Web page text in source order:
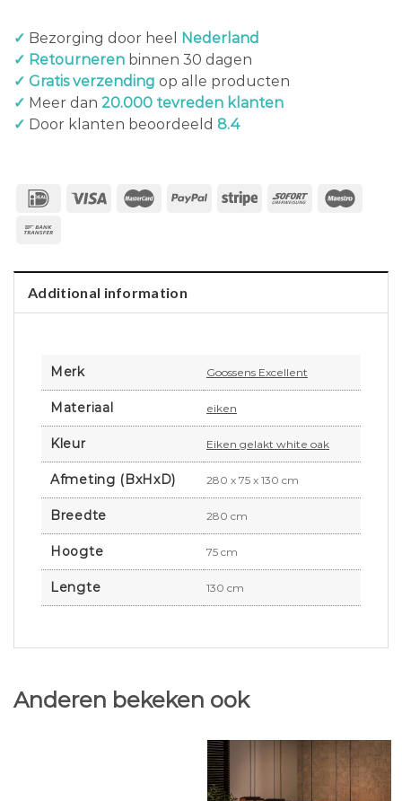
✓ Bezorging door heel
Nederland
✓ Retourneren binnen 30 dagen
✓ Gratis verzending op alle producten
✓ Meer dan 20.000 tevreden klanten
✓ Door klanten beoordeeld 8.4
Additional information
Merk Goossens Excellent
Materiaal eiken
Kleur Eiken gelakt white oak
Afmeting (BxHxD) 280 x 75 x 130 cm
Breedte 280 cm
Hoogte 75 cm
Lengte 130 cm
Anderen bekeken ook